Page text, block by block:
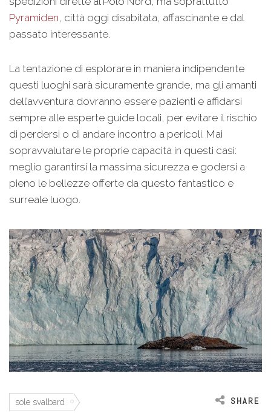
Pyramiden, città oggi disabitata, affascinante e dal
passato interessante.
La tentazione di esplorare in maniera indipendente
questi luoghi sarà sicuramente grande, ma gli amanti
dell’avventura dovranno essere pazienti e affidarsi
sempre alle esperte guide locali, per evitare il rischio
di perdersi o di andare incontro a pericoli. Mai
sopravvalutare le proprie capacità in questi casi:
meglio garantirsi la massima sicurezza e godersi a
pieno le bellezze offerte da questo fantastico e
surreale luogo.
sole svalbard SHARE